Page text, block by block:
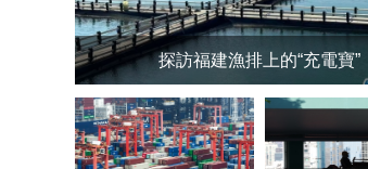
探訪福建漁排上的“充電寶”